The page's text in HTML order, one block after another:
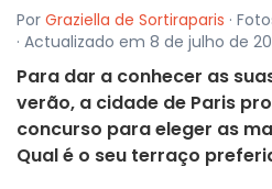
Por Graziella de Sortiraparis ·
· Actualizado em 8 de julho de
Para dar a conhecer as
verão, a cidade de Paris
concurso para eleger as
Qual é o seu terraço